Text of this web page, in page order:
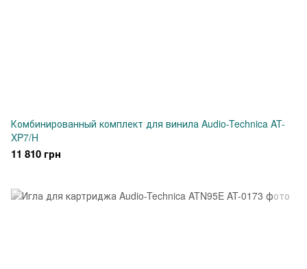
Комбинированный комплект для винила Audio-Technica AT-
XP7/H
11 810 грн